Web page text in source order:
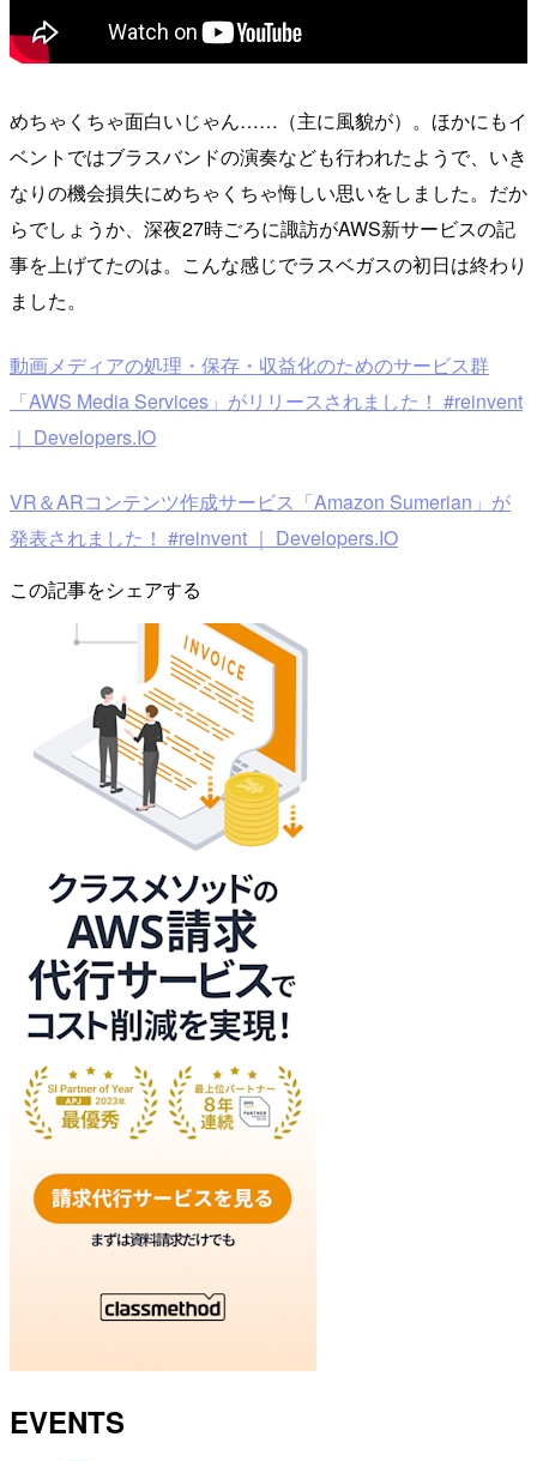
めちゃくちゃ面白いじゃん……（主に風貌が）。ほかにもイ
ベントではブラスバンドの演奏なども行われたようで、いき
なりの機会損失にめちゃくちゃ悔しい思いをしました。だか
らでしょうか、深夜27時ごろに諏訪がAWS新サービスの記
事を上げてたのは。こんな感じでラスベガスの初日は終わり
ました。
動画メディアの処理・保存・収益化のためのサービス群
「AWS Media Services」がリリースされました！ #reinvent
｜ Developers.IO
VR＆ARコンテンツ作成サービス「Amazon Sumerian」が
発表されました！ #reinvent ｜ Developers.IO
この記事をシェアする
EVENTS